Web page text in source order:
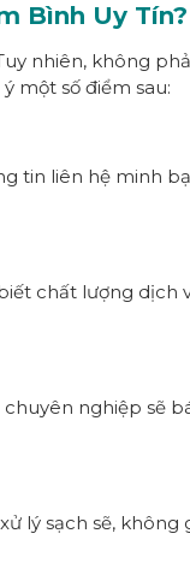
Bình Uy Tín?
nhiên, không
một số điểm sau:
tin liên hệ minh
chất lượng dịch
nghiệp sẽ
sạch sẽ, không